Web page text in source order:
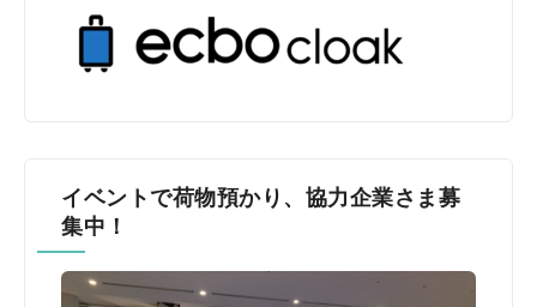
イベントで荷物預かり、協力企業さま募
集中！